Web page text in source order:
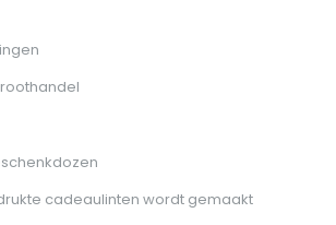
cadeaulinten wordt gemaakt